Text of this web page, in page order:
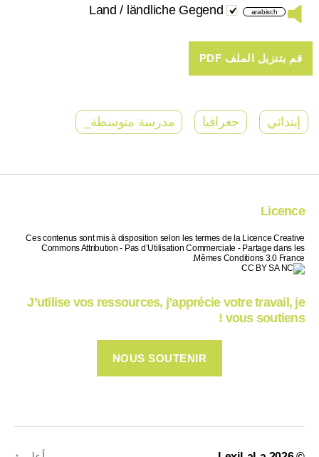
arabisch
Land / ländliche Gegend
إبتدائي جغرافيا مدرسة متوسطة_
Licence
Ces contenus sont mis à disposition selon les termes de la Licence Creative
Commons Attribution - Pas d’Utilisation Commerciale - Partage dans les
Mêmes Conditions 3.0 France.
J’utilise vos ressources, j’apprécie votre travail, je
vous soutiens !
NOUS SOUTENIR